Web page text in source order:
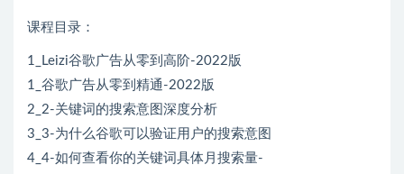
课程目录：
1_Leizi谷歌广告从零到高阶-2022版
1_谷歌广告从零到精通-2022版
2_2-关键词的搜索意图深度分析
3_3-为什么谷歌可以验证用户的搜索意图
4_4-如何查看你的关键词具体月搜索量-